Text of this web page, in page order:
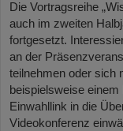
Die Vortragsreihe
auch im zweiten
fortgesetzt.
an der
teilnehmen oder sich
beispielsweise einem
Einwahllink in die
Videokonferenz